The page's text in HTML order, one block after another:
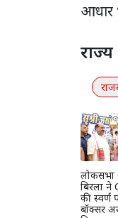
आधार
राज्य
लोकसभा
बिरला ने
की स्वर्ण
बॉक्सर